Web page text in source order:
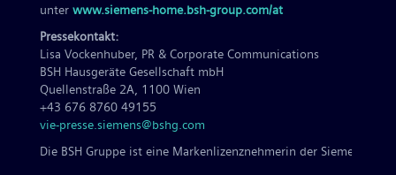
unter www.siemens-home.bsh-group.com/at
Pressekontakt:
Lisa Vockenhuber, PR & Corporate Communications
BSH Hausgeräte Gesellschaft mbH
Quellenstraße 2A, 1100 Wien
+43 676 8760 49155
vie-presse.siemens@bshg.com
Die BSH Gruppe ist eine Markenlizenznehmerin der Siemens AG.